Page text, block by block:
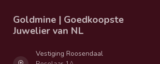
Goldmine | Goedkoopste
Juwelier van NL
Vestiging Roosendaal